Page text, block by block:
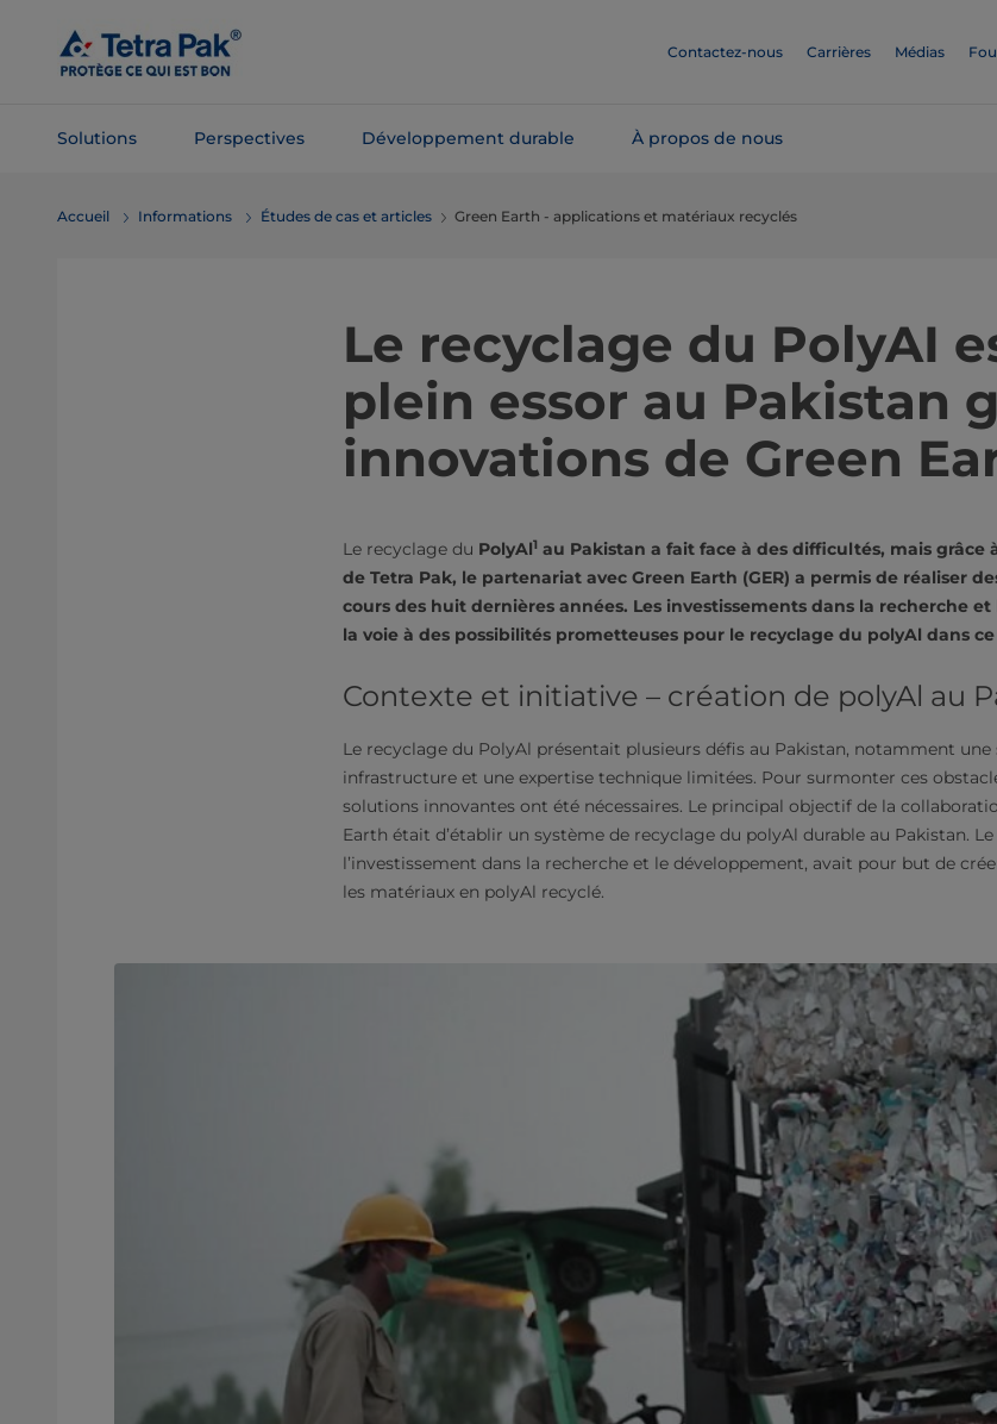
contenu
Contactez-nous Carrières Médias
Solutions Perspectives Développement durable À propos de nous
navigation
Accueil Informations Études de cas et articles Green Earth - applications et matériaux recyclés
Le recyclage du PolyAI
plein essor au Pakistan
innovations de Green
Le recyclage du PolyAl1 au Pakistan a fait face à des difficultés, mais grâce
de Tetra Pak, le partenariat avec Green Earth (GER) a permis de réaliser
cours des huit dernières années. Les investissements dans la recherche
la voie à des possibilités prometteuses pour le recyclage du polyAl dans ce
Contexte et initiative – création de polyAl au
Le recyclage du PolyAl présentait plusieurs défis au Pakistan, notamment une
infrastructure et une expertise technique limitées. Pour surmonter ces
solutions innovantes ont été nécessaires. Le principal objectif de la
Earth était d’établir un système de recyclage du polyAl durable au Pakistan.
l’investissement dans la recherche et le développement, avait pour but de
les matériaux en polyAl recyclé.